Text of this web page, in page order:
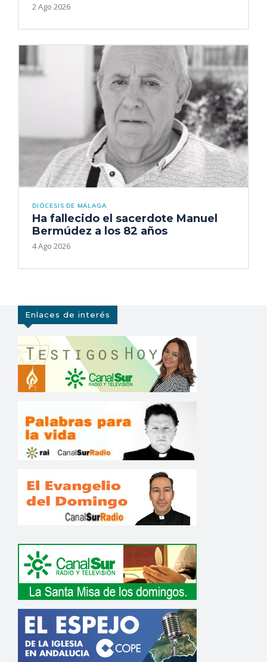
2 Ago 2026
DIÓCESIS DE MÁLAGA
Ha fallecido el sacerdote Manuel
Bermúdez a los 82 años
4 Ago 2026
Enlaces de interés